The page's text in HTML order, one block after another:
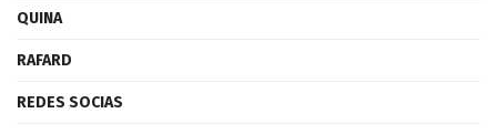
QUINA
RAFARD
REDES SOCIAS